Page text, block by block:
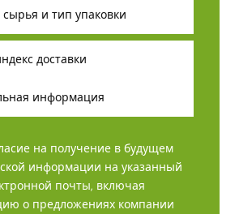
на получение в будущем
информации на указанный
почты, включая
о предложениях компании